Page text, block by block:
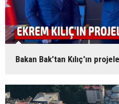
Bakan Bak'tan Kılıç'ın